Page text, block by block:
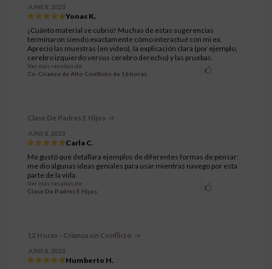
JUNE 8, 2023
Yonas K.
¡Cuánto material se cubrió! Muchas de estas sugerencias
terminaron siendo exactamente cómo interactué con mi ex.
Aprecio las muestras (en video), la explicación clara (por ejemplo,
cerebro izquierdo versus cerebro derecho) y las pruebas.
Ver más reseñas de
Co-Crianza de Alto Conflicto de 16 horas
Clase De Padres E Hijos
JUNE 8, 2023
Carla C.
Me gustó que detallara ejemplos de diferentes formas de pensar:
me dio algunas ideas geniales para usar mientras navego por esta
parte de la vida.
Ver más reseñas de
Clase De Padres E Hijos
12 Horas - Crianza sin Conflicto
JUNE 8, 2023
Humberto H.